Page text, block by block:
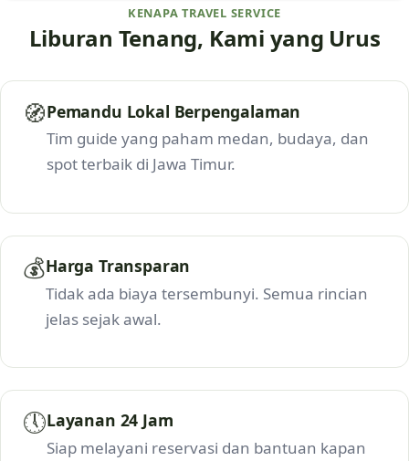
KENAPA TRAVEL SERVICE
Liburan Tenang, Kami yang Urus
🧭Pemandu Lokal Berpengalaman
Tim guide yang paham medan, budaya, dan
spot terbaik di Jawa Timur.
💰Harga Transparan
Tidak ada biaya tersembunyi. Semua rincian
jelas sejak awal.
🕔Layanan 24 Jam
Siap melayani reservasi dan bantuan kapan